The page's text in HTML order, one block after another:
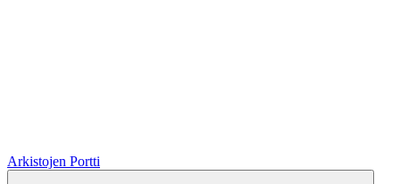
Arkistojen Portti